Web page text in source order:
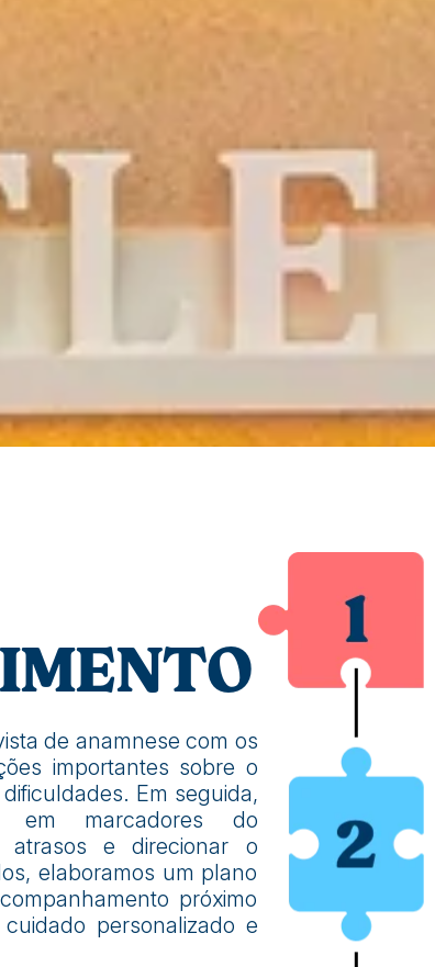
de anamnese com os
importantes sobre o
Em seguida,
em marcadores do
atrasos e direcionar o
elaboramos um plano
próximo
personalizado e